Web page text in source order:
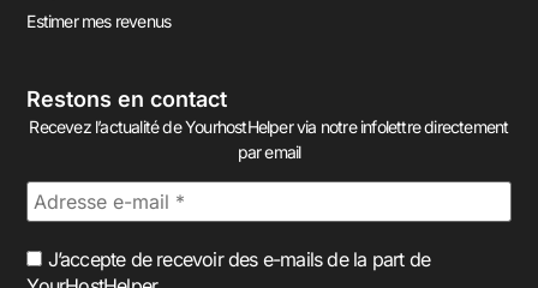
Estimer mes revenus
Restons en contact
Recevez l’actualité de YourhostHelper via notre infolettre directement
par email
J’accepte de recevoir des e-mails de la part de